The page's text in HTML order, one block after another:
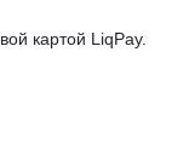
картой LiqPay.